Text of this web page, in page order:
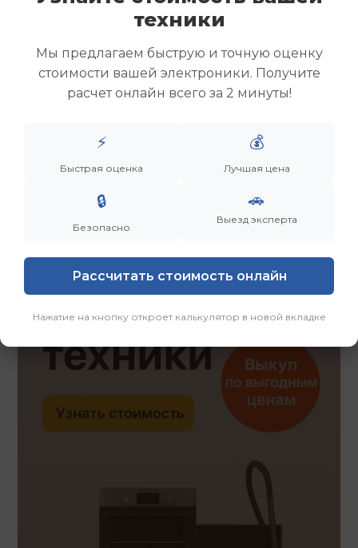
Скупка ноутбуков
Скупка ультрабуков
Скупка игровых ноутбуков
Скупка рабочих ноутбуков
Скупка старых ноутбуков (б/у)
Заказать Смотреть еще
техники
Мы предлагаем быструю и точную оценку
стоимости вашей электроники. Получите
расчет онлайн всего за 2 минуты!
⚡
Быстрая оценка
💰
Лучшая цена
🔒
Безопасно
🚗
Выезд эксперта
Рассчитать стоимость онлайн
Нажатие на кнопку откроет калькулятор в новой вкладке